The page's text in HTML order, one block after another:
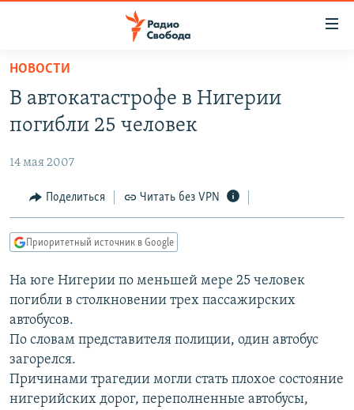
упрощенного
доступа
Вернуться
основному
Вернутся
главной
навигации
Вернутся
поиску
ПОДКАСТЫ
ЦИТАТЫ СВОБОДЫ
МНЕНИЯ
IDEL.РЕАЛИИ
КАВКАЗ.РЕАЛИИ
СЕВЕР.РЕАЛИИ
СИБИРЬ.РЕАЛИИ
РАСПИСАНИЕ ВЕЩАНИЯ
ПОДПИШИТЕСЬ НА РАССЫЛКУ
НОВОСТИ
В автокатастрофе в Нигерии
погибли 25 человек
14 мая 2007
Поделиться Читать без VPN
Приоритетный источник в Google
На юге Нигерии по меньшей мере 25 человек
погибли в столкновении трех пассажирских
автобусов.
По словам представителя полиции, один автобус
загорелся.
Причинами трагедии могли стать плохое состояние
нигерийских дорог, переполненные автобусы,